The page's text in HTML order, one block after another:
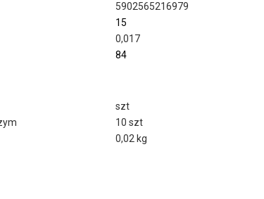
5902565216979
15
0,017
84
szt
10 szt
0,02 kg